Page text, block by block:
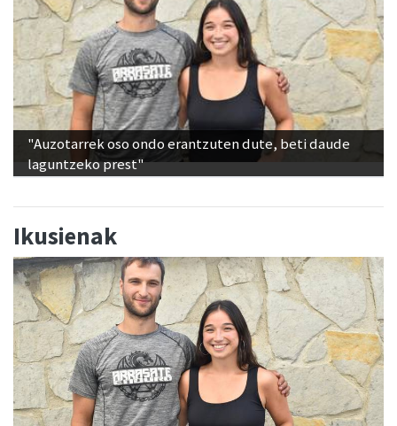
"Auzotarrek oso ondo erantzuten dute, beti daude
laguntzeko prest"
Ikusienak